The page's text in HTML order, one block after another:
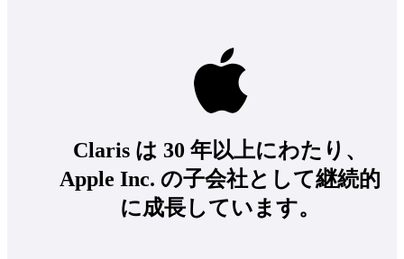
Claris は 30 年以上にわたり、
Apple Inc. の子会社として継続的
に成長しています。